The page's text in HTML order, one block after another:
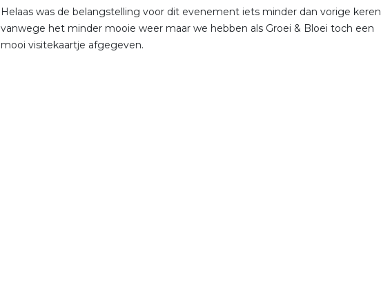
Helaas was de belangstelling voor dit evenement iets minder dan vorige keren
vanwege het minder mooie weer maar we hebben als Groei & Bloei toch een
mooi visitekaartje afgegeven.